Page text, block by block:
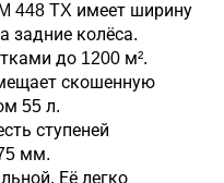
448 TX имеет ширину
задние колёса.
до 1200 м².
скошенную
55 л.
ступеней
мм.
Её легко